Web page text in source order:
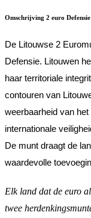
Omschrijving 2 euro
De Litouwse 2
Defensie. Litouwen
haar territoriale
contouren van
weerbaarheid van
internationale
De munt draagt de
waardevolle
Elk land dat de euro
twee